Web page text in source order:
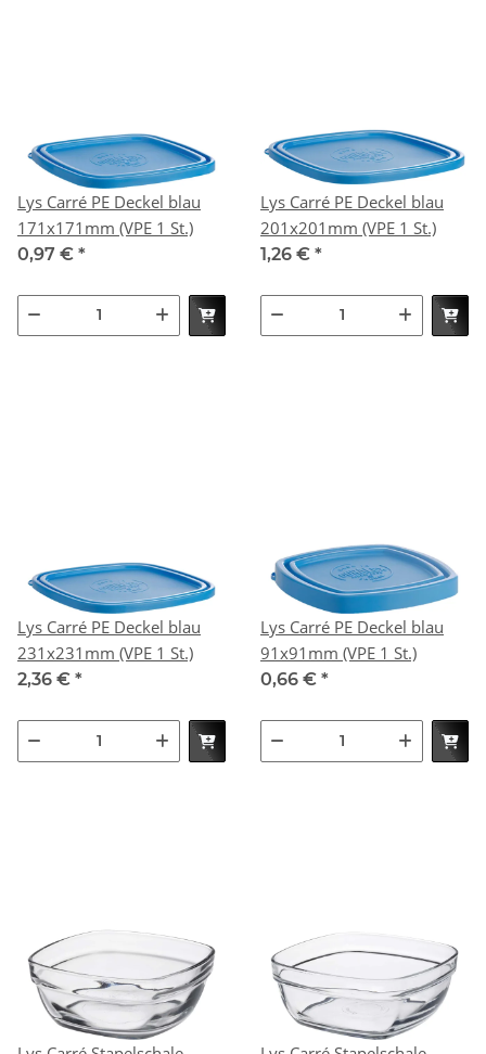
Lys Carré PE Deckel blau
171x171mm (VPE 1 St.)
0,97 € *
Lys Carré PE Deckel blau
201x201mm (VPE 1 St.)
1,26 € *
Lys Carré PE Deckel blau
231x231mm (VPE 1 St.)
2,36 € *
Lys Carré PE Deckel blau
91x91mm (VPE 1 St.)
0,66 € *